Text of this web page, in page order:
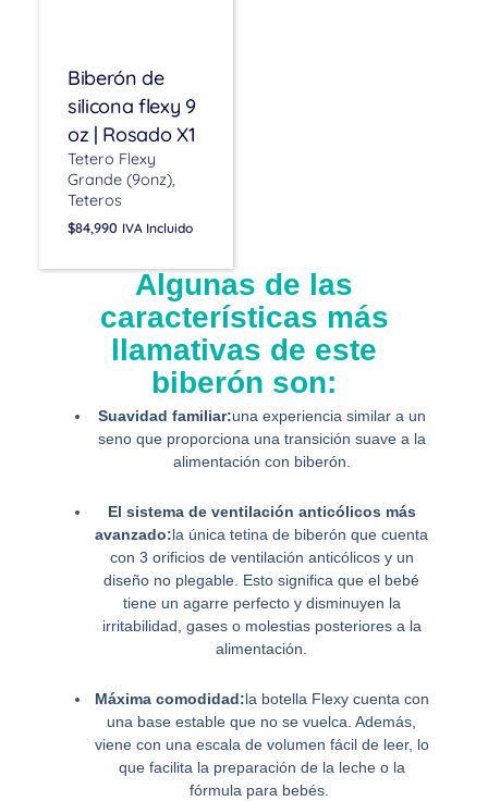
Biberón de
silicona flexy 9
oz | Rosado X1
Tetero Flexy
Grande (9onz)
Teteros
$84,990 IVA Incluido
Algunas de las
características más
llamativas de este
biberón son:
Suavidad familiar:una experiencia similar a un
seno que proporciona una transición suave a la
alimentación con biberón.
El sistema de ventilación anticólicos más
avanzado:la única tetina de biberón que cuenta
con 3 orificios de ventilación anticólicos y un
diseño no plegable. Esto significa que el bebé
tiene un agarre perfecto y disminuyen la
irritabilidad, gases o molestias posteriores a la
alimentación.
Máxima comodidad:la botella Flexy cuenta con
una base estable que no se vuelca. Además,
viene con una escala de volumen fácil de leer, lo
que facilita la preparación de la leche o la
fórmula para bebés.